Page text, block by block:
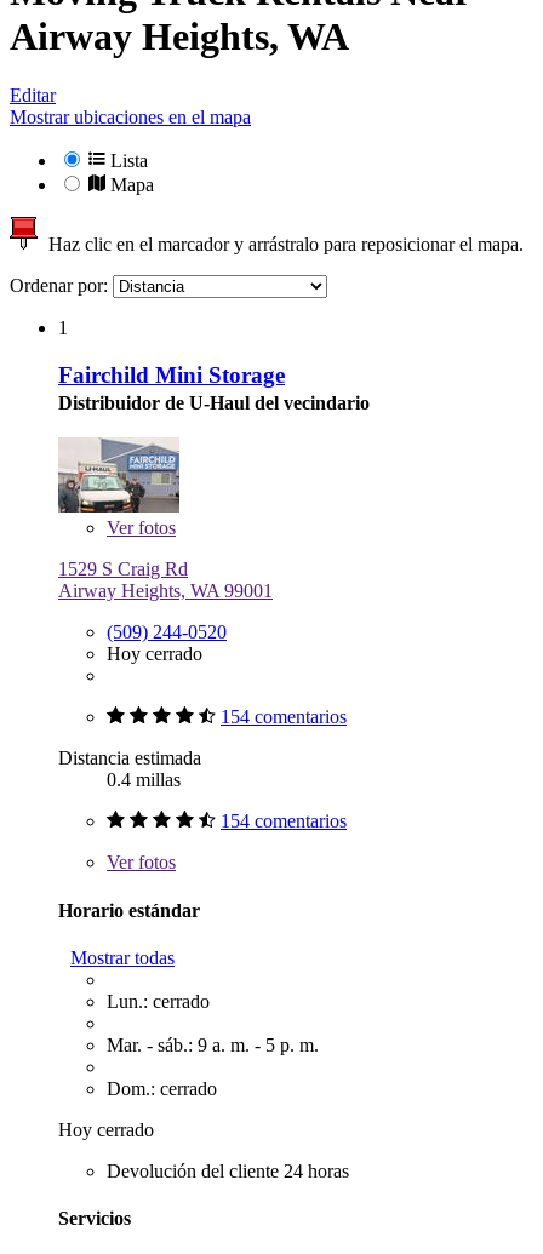
Airway Heights, WA
Editar
Mostrar ubicaciones en el mapa
Lista
Mapa
Haz clic en el marcador y arrástralo para reposicionar el mapa.
Ordenar por:
1
Fairchild Mini Storage
Distribuidor de U-Haul del vecindario
Verfotos
1529 S Craig Rd
Airway Heights, WA 99001
(509) 244-0520
Hoy cerrado
154 comentarios
Distancia estimada
0.4 millas
154 comentarios
Verfotos
Horario estándar
Mostrar todas
Lun.: cerrado
Mar. - sáb.: 9 a. m. - 5 p. m.
Dom.: cerrado
Hoy cerrado
Devolución del cliente 24 horas
Servicios